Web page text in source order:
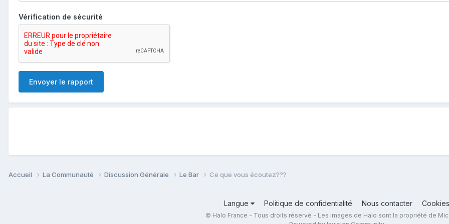
Vérification de sécurité
Envoyer le rapport
Accueil La Communauté Discussion Générale Le Bar Ce que vous écoutez???
Langue Politique de confidentialité Nous contacter Cookies
© Halo France - Tous droits réservé - Les images de Halo sont la propriété de